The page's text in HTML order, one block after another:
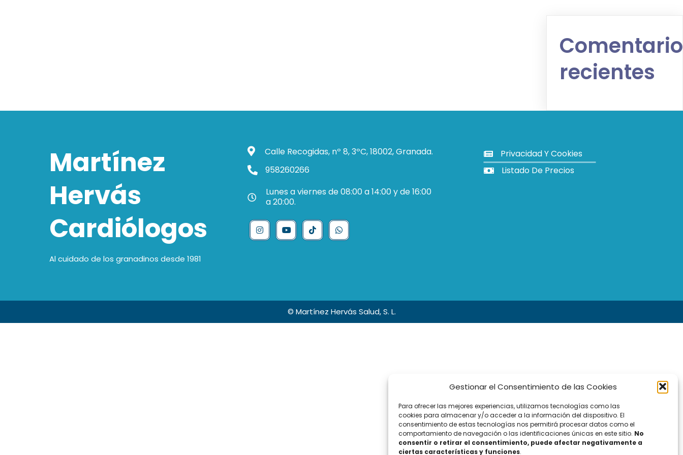
Gestionar el Consentimiento de las Cookies
Para ofrecer las mejores experiencias, utilizamos tecnologías como las
cookies para almacenar y/o acceder a la información del dispositivo. El
consentimiento de estas tecnologías nos permitirá procesar datos como el
comportamiento de navegación o las identificaciones únicas en este sitio. No
consentir o retirar el consentimiento, puede afectar negativamente a
ciertas características y funciones.
recientes
Martínez
Hervás
Cardiólogos
Al cuidado de los granadinos desde 1981
Calle Recogidas, nº 8, 3ºC, 18002, Granada.
958260266
Lunes a viernes de 08:00 a 14:00 y de 16:00
a 20:00.
Privacidad Y Cookies
Listado De Precios
© Martínez Hervás Salud, S. L.